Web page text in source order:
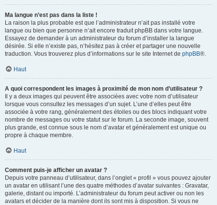
Ma langue n’est pas dans la liste !
La raison la plus probable est que l’administrateur n’ait pas installé votre
langue ou bien que personne n’ait encore traduit phpBB dans votre langue.
Essayez de demander à un administrateur du forum d’installer la langue
désirée. Si elle n’existe pas, n’hésitez pas à créer et partager une nouvelle
traduction. Vous trouverez plus d’informations sur le site Internet de phpBB®.
Haut
A quoi correspondent les images à proximité de mon nom d’utilisateur ?
Il y a deux images qui peuvent être associées avec votre nom d’utilisateur
lorsque vous consultez les messages d’un sujet. L’une d’elles peut être
associée à votre rang, généralement des étoiles ou des blocs indiquant votre
nombre de messages ou votre statut sur le forum. La seconde image, souvent
plus grande, est connue sous le nom d’avatar et généralement est unique ou
propre à chaque membre.
Haut
Comment puis-je afficher un avatar ?
Depuis votre panneau d’utilisateur, dans l’onglet « profil » vous pouvez ajouter
un avatar en utilisant l’une des quatre méthodes d’avatar suivantes : Gravatar,
galerie, distant ou importé. L’administrateur du forum peut activer ou non les
avatars et décider de la manière dont ils sont mis à disposition. Si vous ne